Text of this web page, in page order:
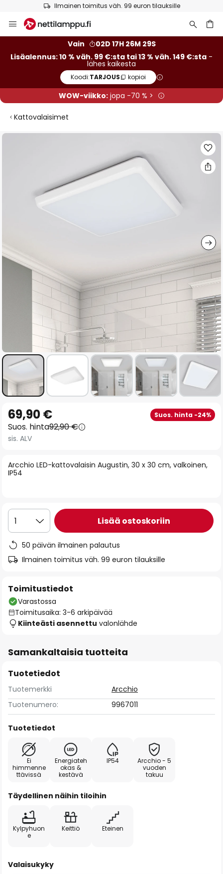
Ilmainen toimitus väh. 99 euron tilauksille
to
Vain
02D 17H 26M 29S
Lisäalennus: 10 % väh. 99 €:sta tai 13 % väh. 149 €:sta -
lähes kaikesta
Koodi:TARJOUS kopioi
WOW-viikko:jopa -70 % >
Kattovalaisimet
Skip
to
the
beginning
the
images
Arcchio LED-kattovalaisin Augustin, 30 x 30 cm, valkoinen,
IP54
69,90 € Suos. hinta -24%
Suos. hinta92,90 €
sis. ALV
1 Lisää ostoskoriin
50 päivän ilmainen palautus
Ilmainen toimitus väh. 99 euron tilauksille
Toimitustiedot
Varastossa
Toimitusaika: 3-6 arkipäivää
Kiinteästi asennettu valonlähde
Samankaltaisia tuotteita
Tuotetiedot
Tuotemerkki
Arcchio
Tuotenumero:
9967011
Tuotetiedot
Ei
himmenne
ttävissä
Energiateh
okas &
kestävä
IP54
Arcchio - 5
vuoden
takuu
Täydellinen näihin tiloihin
Kylpyhuon
e
Keittiö Eteinen
Valaisukyky